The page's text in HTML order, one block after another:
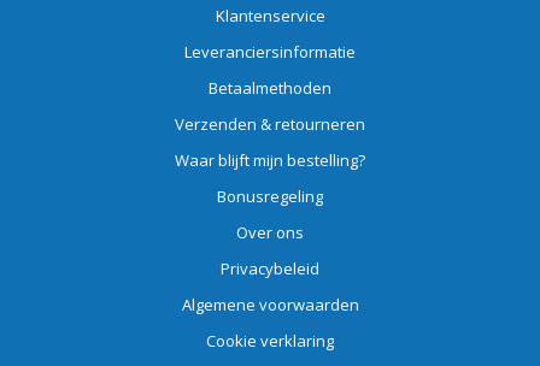
Klantenservice
Leveranciersinformatie
Betaalmethoden
Verzenden & retourneren
Waar blijft mijn bestelling?
Bonusregeling
Over ons
Privacybeleid
Algemene voorwaarden
Cookie verklaring